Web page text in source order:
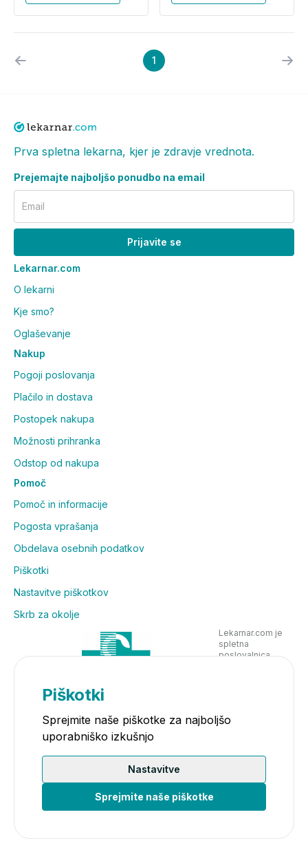
1
Prva spletna lekarna, kjer je zdravje vrednota.
Prejemajte najboljšo ponudbo na email
Email
Prijavite se
Lekarnar.com
O lekarni
Kje smo?
Oglaševanje
Nakup
Pogoji poslovanja
Plačilo in dostava
Postopek nakupa
Možnosti prihranka
Odstop od nakupa
Pomoč
Pomoč in informacije
Pogosta vprašanja
Obdelava osebnih podatkov
Piškotki
Nastavitve piškotkov
Skrb za okolje
Lekarnar.com je
spletna
poslovalnica
Piškotki
Sprejmite naše piškotke za najboljšo
uporabniško izkušnjo
Nastavitve
Sprejmite naše piškotke